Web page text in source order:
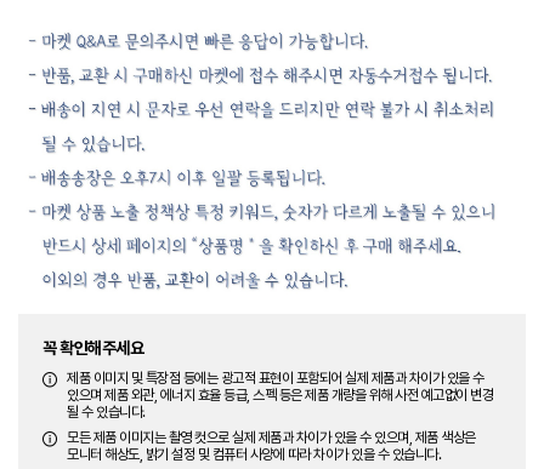
꼭 확인해주세요
제품 이미지 및 특장점 등에는 광고적 표현이 포함되어 실제 제품과 차이가 있을 수
있으며 제품 외관, 에너지 효율 등급, 스펙 등은 제품 개량을 위해 사전 예고없이 변경
될 수 있습니다.
모든 제품 이미지는 촬영 컷으로 실제 제품과 차이가 있을 수 있으며, 제품 색상은
모니터 해상도, 밝기 설정 및 컴퓨터 사양에 따라 차이가 있을 수 있습니다.